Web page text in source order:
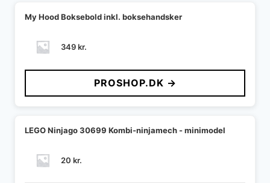
My Hood Boksebold inkl. boksehandsker
349kr.
PROSHOP.DK →
LEGO Ninjago 30699 Kombi-ninjamech - minimodel
20 kr.